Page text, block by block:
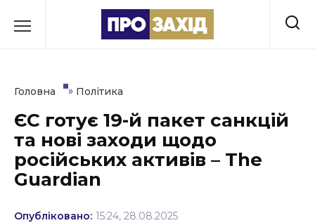
до
Культура
Освіта
Головна » Політика
ЄС готує 19-й пакет санкцій
та нові заходи щодо
російських активів – The
Guardian
Опубліковано: 15:24, 28.08.2025